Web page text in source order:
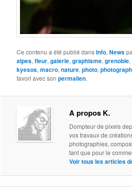
Ce contenu a été publié dansInfo,News
alpes,fleur,galerie,graphisme,grenoble,
kyesos,macro,nature,photo,
favori avec sonpermalien.
A propos K.
Dompteur de pixels
vos travaux de
photographies,
tant que pour le
Voir tous les articles